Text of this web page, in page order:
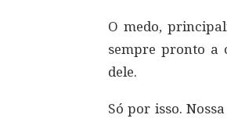
O medo,
sempre pronto a
dele.
Só por isso.